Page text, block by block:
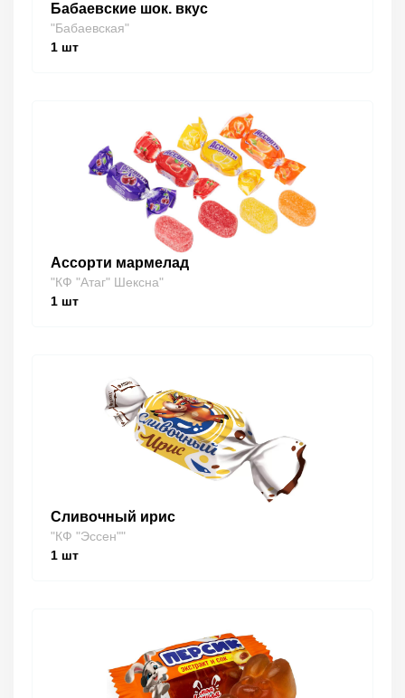
Бабаевские шок. вкус
"Бабаевская"
1 шт
Ассорти мармелад
"КФ "Атаг" Шексна"
1 шт
Сливочный ирис
"КФ "Эссен""
1 шт